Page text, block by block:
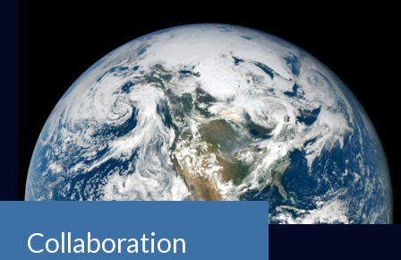
Collaboration